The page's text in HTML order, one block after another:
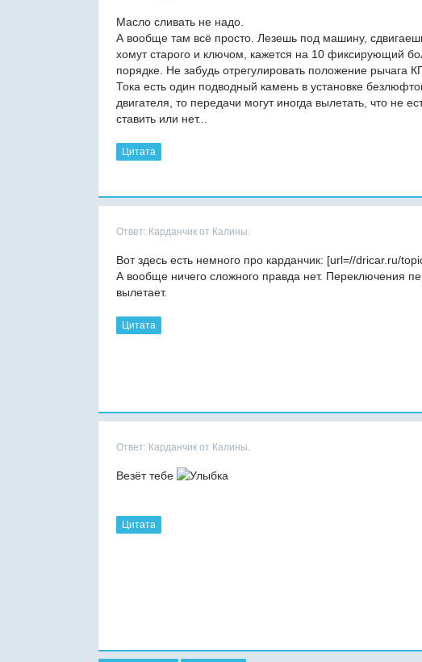
Масло сливать не надо.
А вообще там всё просто. Лезешь под машину,
хомут старого и ключом, кажется на 10 фиксирующий
порядке. Не забудь отрегулировать положение рычага
Тока есть один подводный камень в установке
двигателя, то передачи могут иногда вылетать, что не
ставить или нет...
Цитата
Ответ: Карданчик от Калины.
Вот здесь есть немного про карданчик: [url=//dricar.ru/
А вообще ничего сложного правда нет. Переключения
вылетает.
Цитата
Ответ: Карданчик от Калины.
Везёт тебе
Цитата